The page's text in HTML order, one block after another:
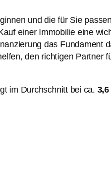
und die für Sie
einer Immobilie eine
das Fundament
den richtigen Partner
im Durchschnitt bei ca.